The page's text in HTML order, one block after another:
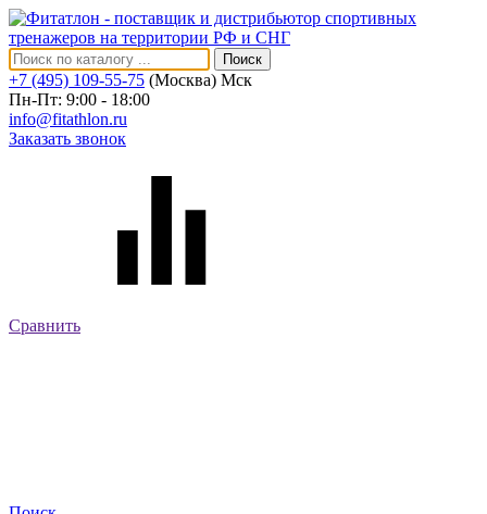
Поиск
+7 (495) 109-55-75 (Москва) Мск
Пн-Пт: 9:00 - 18:00
info@fitathlon.ru
Заказать звонок
Сравнить